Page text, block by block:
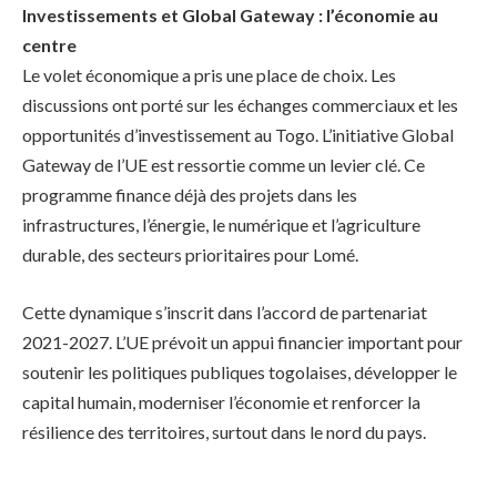
Investissements et Global Gateway : l’économie au
centre
Le volet économique a pris une place de choix. Les
discussions ont porté sur les échanges commerciaux et les
opportunités d’investissement au Togo. L’initiative Global
Gateway de l’UE est ressortie comme un levier clé. Ce
programme finance déjà des projets dans les
infrastructures, l’énergie, le numérique et l’agriculture
durable, des secteurs prioritaires pour Lomé.
Cette dynamique s’inscrit dans l’accord de partenariat
2021-2027. L’UE prévoit un appui financier important pour
soutenir les politiques publiques togolaises, développer le
capital humain, moderniser l’économie et renforcer la
résilience des territoires, surtout dans le nord du pays.